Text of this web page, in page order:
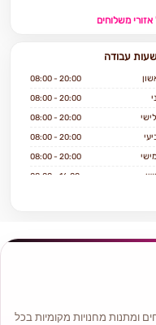
משלוחים
שעות עבודה
08:00 - 20:00
08:00 - 20:00
08:00 - 20:00
08:00 - 20:00
08:00 - 20:00
08:00 - 16:00
ומתנות מחנויות מקומיות בכל